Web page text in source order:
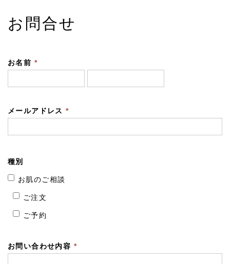
お問合せ
お名前 *
メールアドレス*
種別
お肌のご相談
ご注文
ご予約
お問い合わせ内容 *